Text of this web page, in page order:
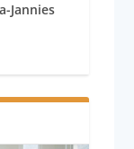
Jannies